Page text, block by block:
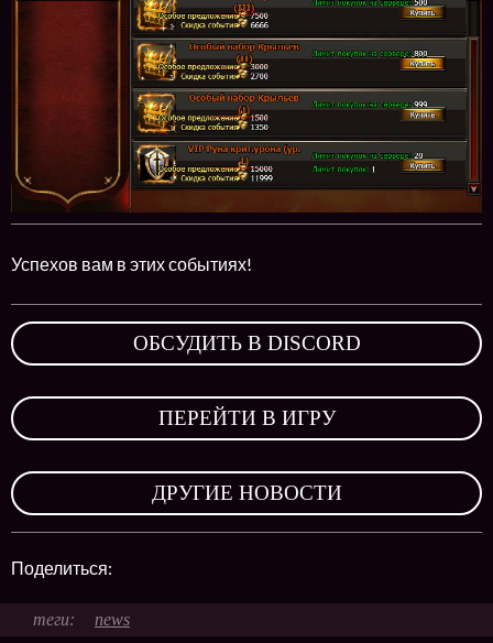
Успехов вам в этих событиях!
ОБСУДИТЬ В DISCORD
ПЕРЕЙТИ В ИГРУ
ДРУГИЕ НОВОСТИ
Поделиться:
news